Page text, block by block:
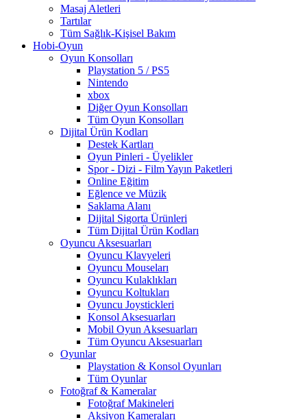
Masaj Aletleri
Tartılar
Tüm Sağlık-Kişisel Bakım
Hobi-Oyun
Oyun Konsolları
Playstation 5 / PS5
Nintendo
xbox
Diğer Oyun Konsolları
Tüm Oyun Konsolları
Dijital Ürün Kodları
Destek Kartları
Oyun Pinleri - Üyelikler
Spor - Dizi - Film Yayın Paketleri
Online Eğitim
Eğlence ve Müzik
Saklama Alanı
Dijital Sigorta Ürünleri
Tüm Dijital Ürün Kodları
Oyuncu Aksesuarları
Oyuncu Klavyeleri
Oyuncu Mouseları
Oyuncu Kulaklıkları
Oyuncu Koltukları
Oyuncu Joystickleri
Konsol Aksesuarları
Mobil Oyun Aksesuarları
Tüm Oyuncu Aksesuarları
Oyunlar
Playstation & Konsol Oyunları
Tüm Oyunlar
Fotoğraf & Kameralar
Fotoğraf Makineleri
Aksiyon Kameraları